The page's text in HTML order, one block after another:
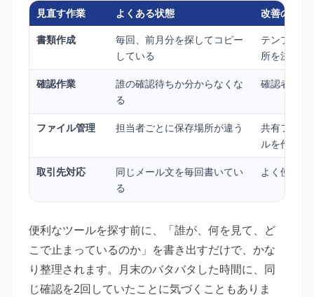
見直す作業 よくある状態
改善の例
書類作成
毎回、前月分を探してコピー
している
テンプレー
所を決める
確認作業
誰の確認待ちか分からなくな
る
確認者と期
ファイル管理 担当者ごとに保存場所が違う
共有フォル
ルを作る
取引先対応
同じメール文を毎回書いてい
る
よく使う文
便利なツールを探す前に、「誰が、何を見て、ど
こで止まっているのか」を書き出すだけで、かな
り整理されます。月末のバタバタした時間に、同
じ確認を2回していたことに気づくこともありま